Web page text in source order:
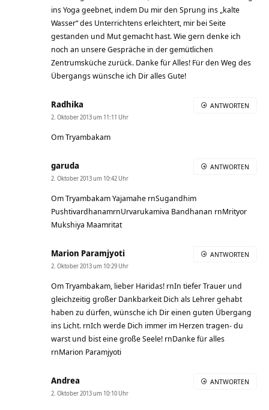
ins Yoga geebnet, indem Du mir den Sprung ins „kalte
Wasser“ des Unterrichtens erleichtert, mir bei Seite
gestanden und Mut gemacht hast. Wie gern denke ich
noch an unsere Gespräche in der gemütlichen
Zentrumsküche zurück. Danke für Alles! Für den Weg des
Übergangs wünsche ich Dir alles Gute!
Radhika
2. Oktober 2013 um 11:11 Uhr
Om Tryambakam
ANTWORTEN
garuda
2. Oktober 2013 um 10:42 Uhr
Om Tryambakam Yajamahe rnSugandhim
PushtivardhanamrnUrvarukamiva Bandhanan rnMrityor
Mukshiya Maamritat
ANTWORTEN
Marion Paramjyoti
2. Oktober 2013 um 10:29 Uhr
Om Tryambakam, lieber Haridas! rnIn tiefer Trauer und
gleichzeitig großer Dankbarkeit Dich als Lehrer gehabt
haben zu dürfen, wünsche ich Dir einen guten Übergang
ins Licht. rnIch werde Dich immer im Herzen tragen- du
warst und bist eine große Seele! rnDanke für alles
rnMarion Paramjyoti
ANTWORTEN
Andrea
2. Oktober 2013 um 10:10 Uhr
ANTWORTEN